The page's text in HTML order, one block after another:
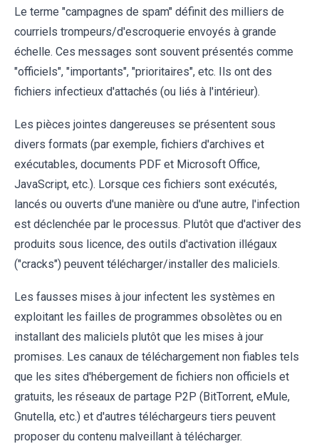
Le terme "campagnes de spam" définit des milliers de
courriels trompeurs/d'escroquerie envoyés à grande
échelle. Ces messages sont souvent présentés comme
"officiels", "importants", "prioritaires", etc. Ils ont des
fichiers infectieux d'attachés (ou liés à l'intérieur).
Les pièces jointes dangereuses se présentent sous
divers formats (par exemple, fichiers d'archives et
exécutables, documents PDF et Microsoft Office,
JavaScript, etc.). Lorsque ces fichiers sont exécutés,
lancés ou ouverts d'une manière ou d'une autre, l'infection
est déclenchée par le processus. Plutôt que d'activer des
produits sous licence, des outils d'activation illégaux
("cracks") peuvent télécharger/installer des maliciels.
Les fausses mises à jour infectent les systèmes en
exploitant les failles de programmes obsolètes ou en
installant des maliciels plutôt que les mises à jour
promises. Les canaux de téléchargement non fiables tels
que les sites d'hébergement de fichiers non officiels et
gratuits, les réseaux de partage P2P (BitTorrent, eMule,
Gnutella, etc.) et d'autres téléchargeurs tiers peuvent
proposer du contenu malveillant à télécharger.